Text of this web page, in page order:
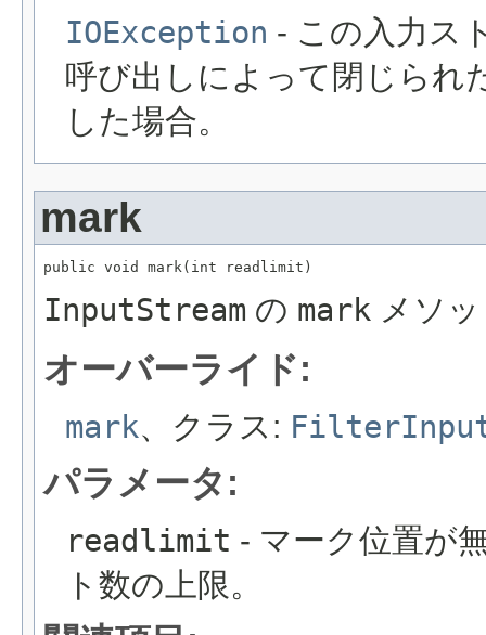
IOException - この入力ス
呼び出しによって閉じられ
した場合。
mark
public void mark(int readlimit)
InputStream の mark メソ
オーバーライド:
mark、クラス:
パラメータ:
readlimit - マーク位置が
ト数の上限。